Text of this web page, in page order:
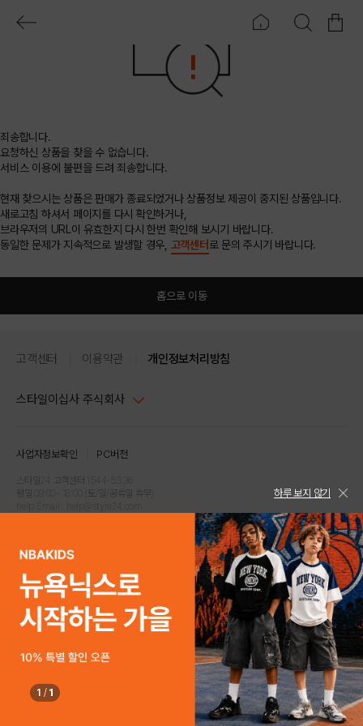
죄송합니다.
요청하신 상품을 찾을 수 없습니다.
서비스 이용에 불편을 드려 죄송합니다.
현재 찾으시는 상품은 판매가 종료되었거나 상품정보 제공이 중지된 상품입니다.
새로고침 하셔서 페이지를 다시 확인하거나,
브라우저의 URL이 유효한지 다시 한번 확인해 보시기 바랍니다.
동일한 문제가 지속적으로 발생할 경우, 고객센터 로 문의 주시기 바랍니다.
홈으로 이동
고객센터 이용약관 개인정보처리방침
스타일이십사 주식회사
주소 : 서울시 강남구 논현로 633, 6층 (논현동, 한세엠케이빌딩)
사업자등록번호 : 116-81-32499
통신판매업신고번호 : 제 2024-서울강남-04239
고객센터 1544-5336(평일 09:00~ 18:00 토/일/공휴일 휴무)
사업자정보확인 PC버전
스타일24 고객센터 1544-5336
평일 09:00~ 18:00 (토/일/공휴일 휴무)
COPYRIGHTⓒ2021 STYLE24 ALL RIGHTS RESERVED.
하루 보지 않기
1 / 1